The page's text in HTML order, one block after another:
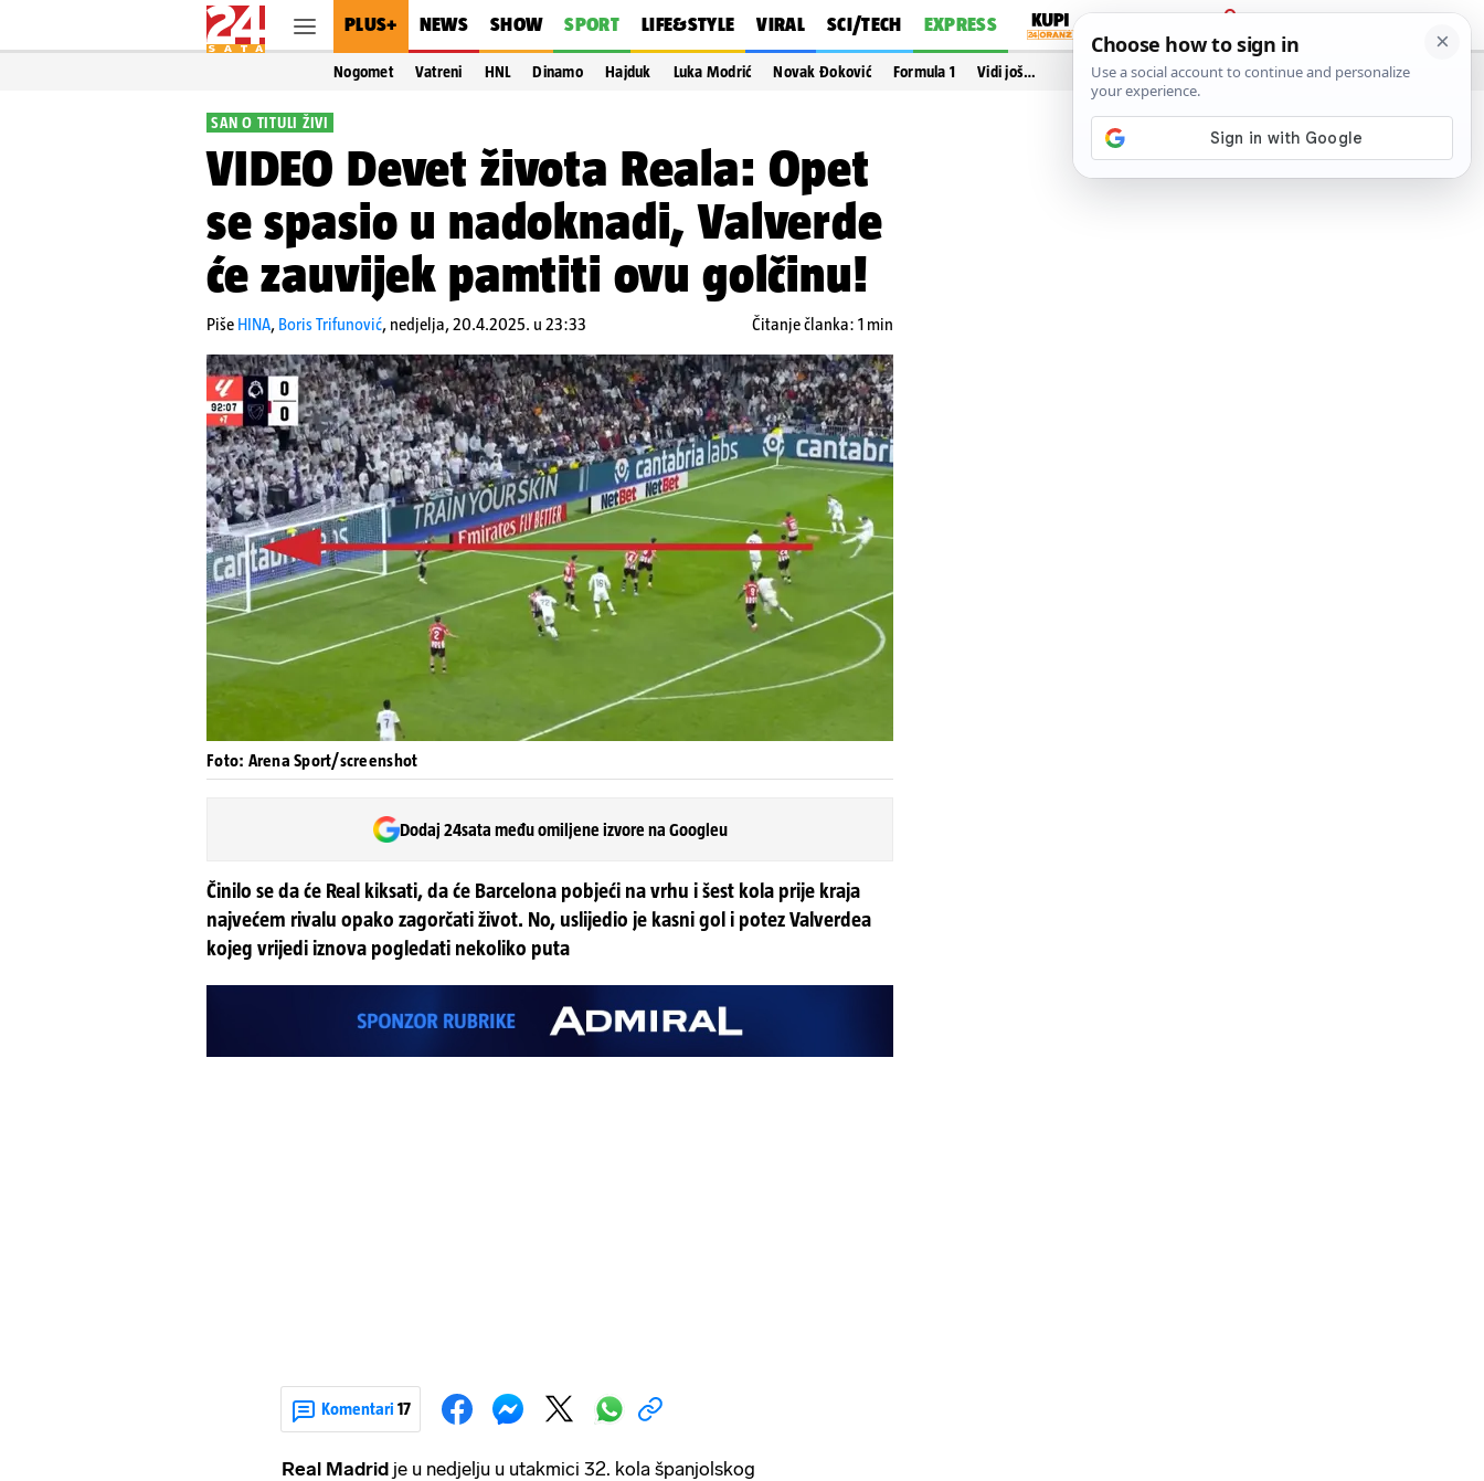
PLUS+ NEWS SHOW SPORT LIFE&STYLE VIRAL SCI/TECH EXPRESS
PRIJAVA
Nogomet Vatreni HNL Dinamo Hajduk Luka Modrić Novak Đoković Formula 1 Vidi još…
SAN O TITULI ŽIVI
VIDEO Devet života Reala: Opet
se spasio u nadoknadi, Valverde
će zauvijek pamtiti ovu golčinu!
Piše HINA, Boris Trifunović, nedjelja, 20.4.2025. u 23:33 Čitanje članka: 1 min
Foto: Arena Sport/screenshot
Dodaj 24sata među omiljene izvore na Googleu
Činilo se da će Real kiksati, da će Barcelona pobjeći na vrhu i šest kola prije kraja
najvećem rivalu opako zagorčati život. No, uslijedio je kasni gol i potez Valverdea
kojeg vrijedi iznova pogledati nekoliko puta
Komentari 17
Real Madrid je u nedjelju u utakmici 32. kola španjolskog